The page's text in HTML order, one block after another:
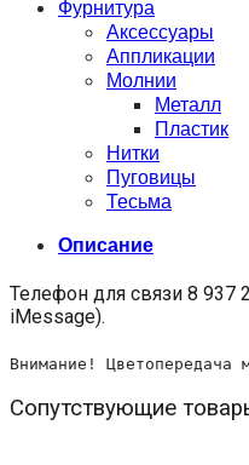
Фурнитура
Аксессуары
Аппликации
Молнии
Металл
Пластик
Нитки
Пуговицы
Тесьма
Описание
Телефон для связи 8 937
iMessage).
Внимание! Цветопередача
Сопутствующие